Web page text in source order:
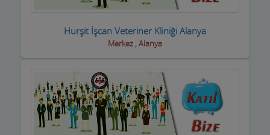
Kuruyemiş ve Şekerleme Ürünleri
Maden Kömür Sanayi
Manavlar
Hurşit İşcan Veteriner Kliniği Alanya
Merkez , Alanya